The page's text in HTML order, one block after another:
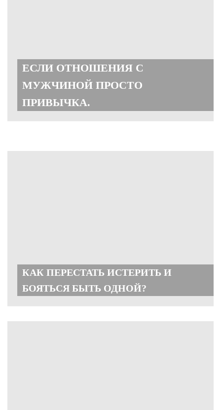
ЕСЛИ ОТНОШЕНИЯ С
МУЖЧИНОЙ ПРОСТО
ПРИВЫЧКА.
КАК ПЕРЕСТАТЬ ИСТЕРИТЬ И
БОЯТЬСЯ БЫТЬ ОДНОЙ?